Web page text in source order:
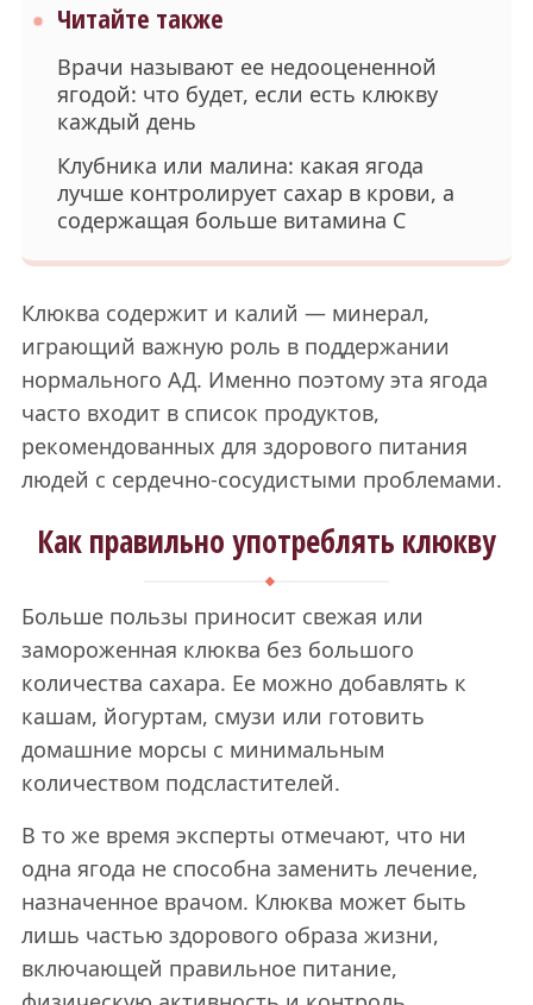
Читайте также
Врачи называют ее недооцененной
ягодой: что будет, если есть клюкву
каждый день
Клубника или малина: какая ягода
лучше контролирует сахар в крови, а
содержащая больше витамина С
Клюква содержит и калий — минерал,
играющий важную роль в поддержании
нормального АД. Именно поэтому эта ягода
часто входит в список продуктов,
рекомендованных для здорового питания
людей с сердечно-сосудистыми проблемами.
Как правильно употреблять клюкву
Больше пользы приносит свежая или
замороженная клюква без большого
количества сахара. Ее можно добавлять к
кашам, йогуртам, смузи или готовить
домашние морсы с минимальным
количеством подсластителей.
В то же время эксперты отмечают, что ни
одна ягода не способна заменить лечение,
назначенное врачом. Клюква может быть
лишь частью здорового образа жизни,
включающей правильное питание,